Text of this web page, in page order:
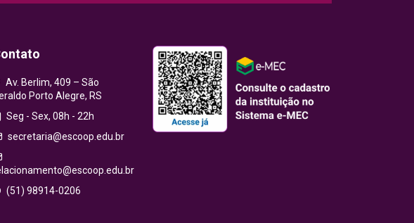
Av. Berlim, 409 – São
Porto Alegre, RS
Seg - Sex, 08h - 22h
secretaria@escoop.edu.br
(51) 98914-0206